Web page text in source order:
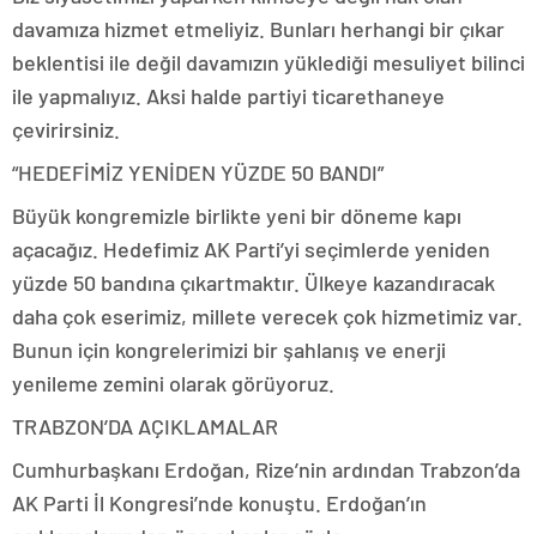
davamıza hizmet etmeliyiz. Bunları herhangi bir çıkar
beklentisi ile değil davamızın yüklediği mesuliyet bilinci
ile yapmalıyız. Aksi halde partiyi ticarethaneye
çevirirsiniz.
“HEDEFİMİZ YENİDEN YÜZDE 50 BANDI”
Büyük kongremizle birlikte yeni bir döneme kapı
açacağız. Hedefimiz AK Parti’yi seçimlerde yeniden
yüzde 50 bandına çıkartmaktır. Ülkeye kazandıracak
daha çok eserimiz, millete verecek çok hizmetimiz var.
Bunun için kongrelerimizi bir şahlanış ve enerji
yenileme zemini olarak görüyoruz.
TRABZON’DA AÇIKLAMALAR
Cumhurbaşkanı Erdoğan, Rize’nin ardından Trabzon’da
AK Parti İl Kongresi’nde konuştu. Erdoğan’ın